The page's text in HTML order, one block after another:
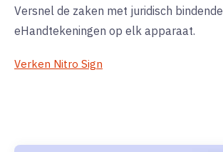
Versnel de zaken met juridisch bindende
eHandtekeningen op elk apparaat.
Verken Nitro Sign